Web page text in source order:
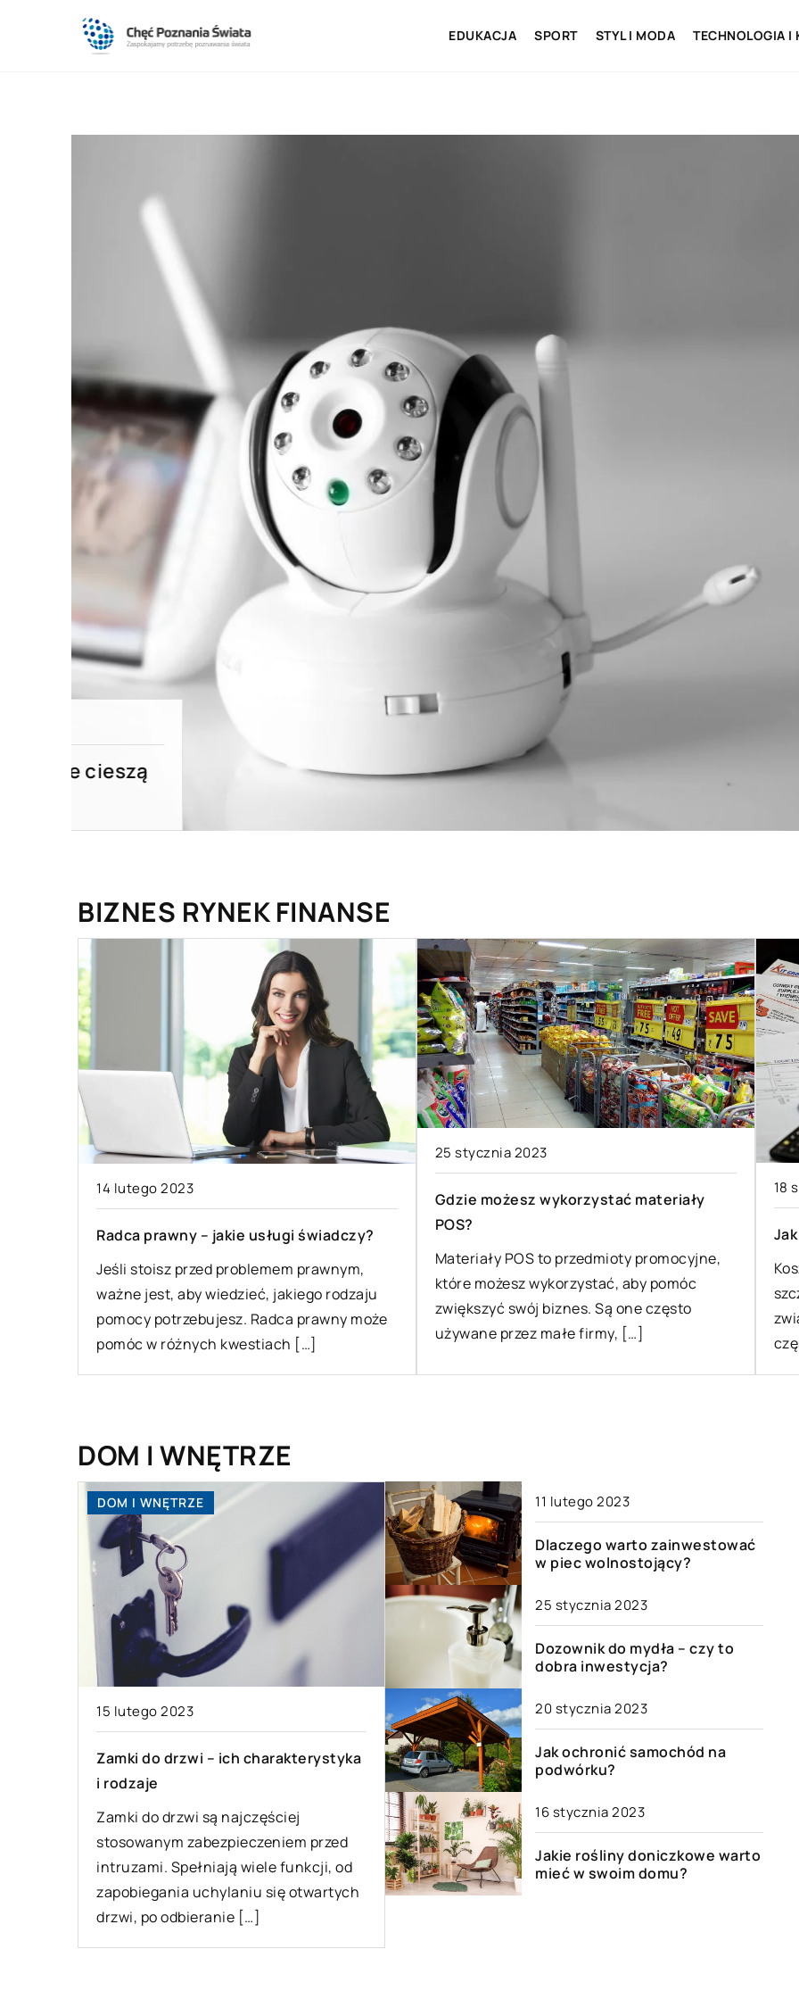
EDUKACJA SPORT STYL I MODA TECHNOLOGIA I
Dlaczego powinniśmy troszczyć się o
BIZNES RYNEK FINANSE
14 lutego 2023
Radca prawny – jakie usługi świadczy?
Jeśli stoisz przed problemem prawnym,
ważne jest, aby wiedzieć, jakiego rodzaju
pomocy potrzebujesz. Radca prawny może
pomóc w różnych kwestiach […]
25 stycznia 2023
Gdzie możesz wykorzystać materiały
POS?
Materiały POS to przedmioty promocyjne,
które możesz wykorzystać, aby pomóc
zwiększyć swój biznes. Są one często
używane przez małe firmy, […]
18
DOM I WNĘTRZE
DOM I WNĘTRZE
15 lutego 2023
Zamki do drzwi – ich charakterystyka
i rodzaje
Zamki do drzwi są najczęściej
stosowanym zabezpieczeniem przed
intruzami. Spełniają wiele funkcji, od
zapobiegania uchylaniu się otwartych
drzwi, po odbieranie […]
11 lutego 2023
Dlaczego warto zainwestować
w piec wolnostojący?
25 stycznia 2023
Dozownik do mydła – czy to
dobra inwestycja?
20 stycznia 2023
Jak ochronić samochód na
podwórku?
16 stycznia 2023
Jakie rośliny doniczkowe warto
mieć w swoim domu?